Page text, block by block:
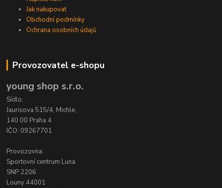
Jak nakupovat
Obchodní podmínky
Ochrana osobních údajů
Provozovatel e-shopu
young shop s.r.o.
Sídlo:
Jaurisova 515/4, Michle,
140 00 Praha 4
IČO: 09267701
Provozovna:
Sportovní centrum Luna
SNP 2206
Louny 44001